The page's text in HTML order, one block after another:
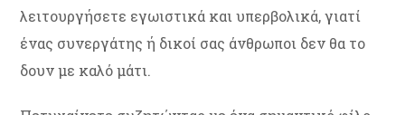
λειτουργήσετε εγωιστικά και υπερβολικά, γιατί
ένας συνεργάτης ή δικοί σας άνθρωποι δεν θα το
δουν με καλό μάτι.